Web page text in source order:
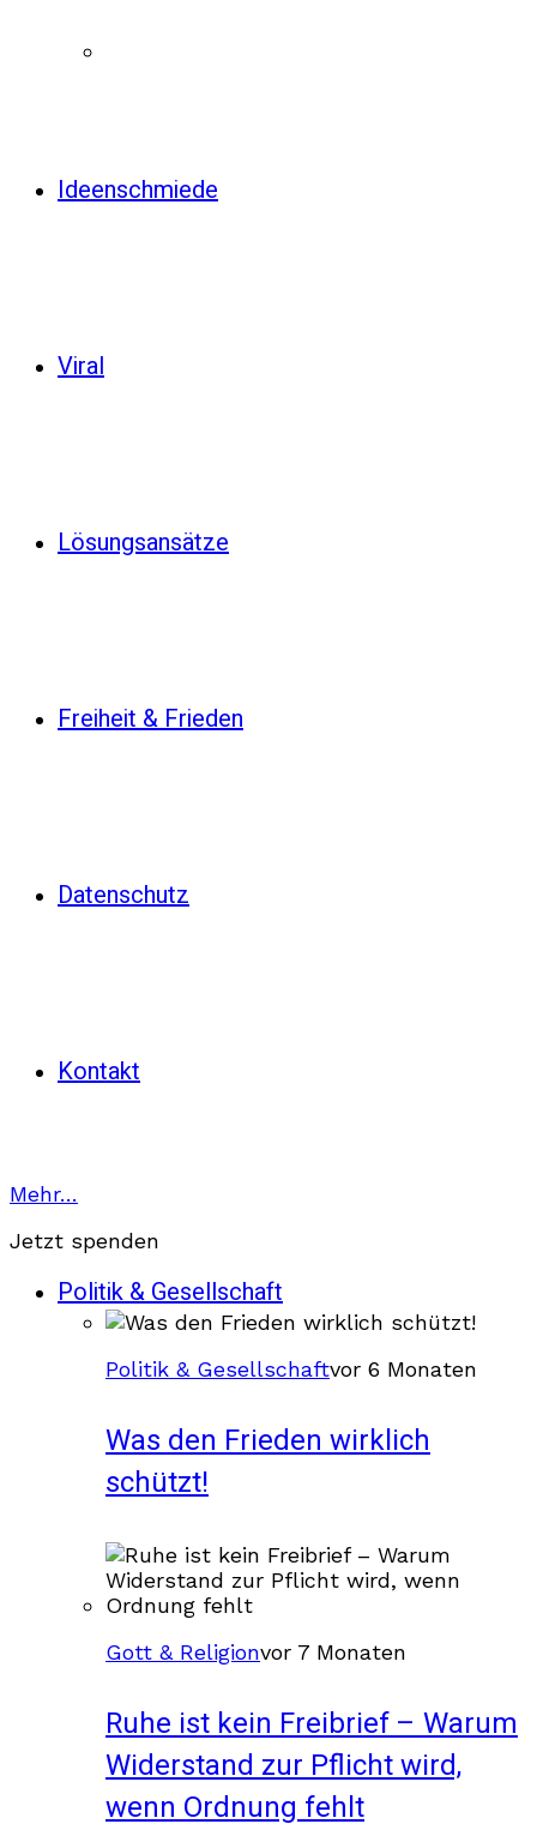
Ideenschmiede
Viral
Lösungsansätze
Freiheit & Frieden
Datenschutz
Kontakt
Mehr…
Jetzt spenden
Politik & Gesellschaft
Politik & Gesellschaftvor 6 Monaten
Was den Frieden wirklich
schützt!
Gott & Religionvor 7 Monaten
Ruhe ist kein Freibrief – Warum
Widerstand zur Pflicht wird,
wenn Ordnung fehlt